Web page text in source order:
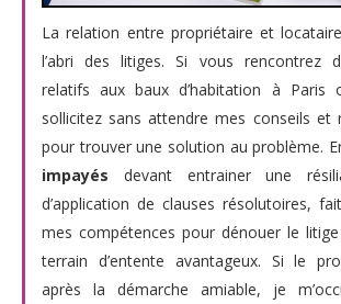
La relation entre propriétaire et
l’abri des litiges. Si vous rencontrez
relatifs aux baux d’habitation à Paris
sollicitez sans attendre mes conseils et
pour trouver une solution au problème.
impayés devant entrainer une
d’application de clauses résolutoires,
mes compétences pour dénouer le
terrain d’entente avantageux. Si le
après la démarche amiable, je